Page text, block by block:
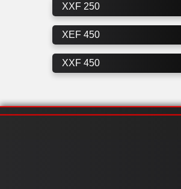
XXF 250
XEF 450
XXF 450